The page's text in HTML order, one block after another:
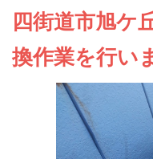
弊社の特色
お問い合わせ
四街道市旭ケ
換作業を行い